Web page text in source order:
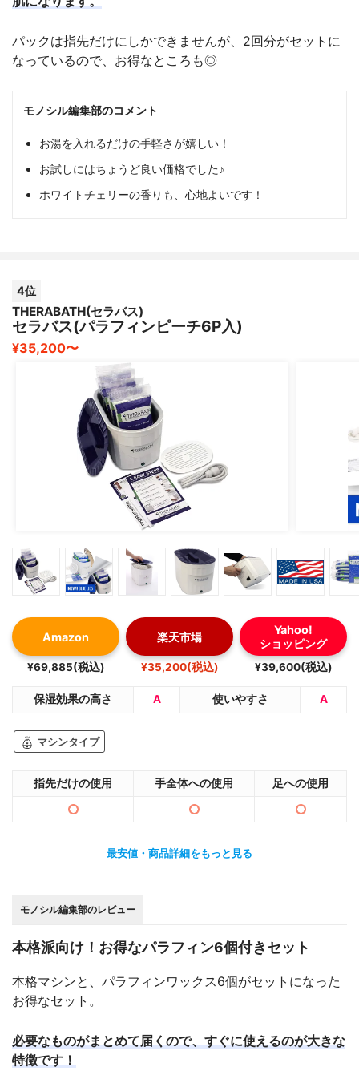
パックは指先だけにしかできませんが、2回分がセットに
なっているので、お得なところも◎
モノシル編集部のコメント
お湯を入れるだけの手軽さが嬉しい！
お試しにはちょうど良い価格でした♪
ホワイトチェリーの香りも、心地よいです！
4位
THERABATH(セラバス)
セラバス(パラフィンピーチ6P入)
¥35,200〜
Amazon
¥69,885(税込)
楽天市場
¥35,200(税込)
Yahoo!
ショッピング
¥39,600(税込)
保湿効果の高さ A 使いやすさ A
マシンタイプ
指先だけの使用 手全体への使用 足への使用
最安値・商品詳細をもっと見る
モノシル編集部のレビュー
本格派向け！お得なパラフィン6個付きセット
本格マシンと、パラフィンワックス6個がセットになった
お得なセット。
必要なものがまとめて届くので、すぐに使えるのが大きな
特徴です！